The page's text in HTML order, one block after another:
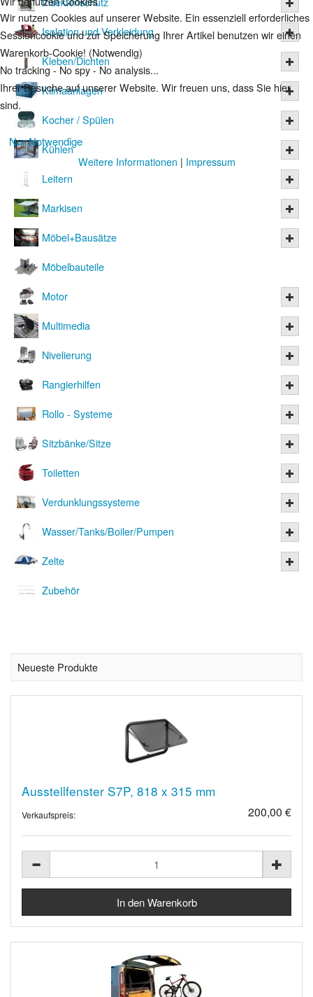
Isolation und Verkleidung
Kleben/Dichten
Klimaanlagen
Kocher / Spülen
Kühlen
Leitern
Markisen
Möbel+Bausätze
Möbelbauteile
Motor
Multimedia
Nivelierung
Rangierhilfen
Rollo - Systeme
Sitzbänke/Sitze
Toiletten
Verdunklungssysteme
Wasser/Tanks/Boiler/Pumpen
Zelte
Zubehör
Neueste Produkte
Ausstellfenster S7P, 818 x 315 mm
Verkaufspreis: 200,00 €
Wir nutzen Cookies auf unserer Website. Ein essenziell erforderliches
Sessioncookie und zur Speicherung Ihrer Artikel benutzen wir einen
Warenkorb-Cookie! (Notwendig)
No tracking - No spy - No analysis...
Ihrer Besuche auf unserer Website. Wir freuen uns, dass Sie hier
sind.
Nur Notwendige
Weitere Informationen | Impressum